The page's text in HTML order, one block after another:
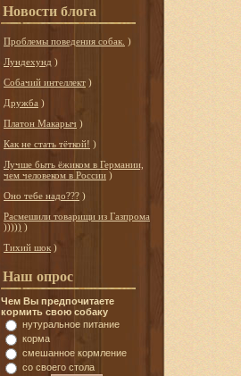
Новости блога
Проблемы поведения собак. )
Лундехунд )
Собачий интеллект )
Дружба )
Платон Макарыч )
Как не стать тёткой! )
Лучше быть ёжиком в Германии,
чем человеком в России )
Оно тебе надо??? )
Расмешили товарищи из Газпрома
))))) )
Тихий шок )
Наш опрос
Чем Вы предпочитаете
кормить свою собаку
нутуральное питание
корма
смешанное кормление
со своего стола